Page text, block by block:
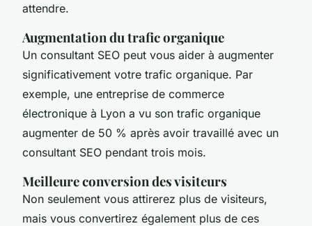
attendre.
Augmentation du trafic organique
Un consultant SEO peut vous aider à augmenter
significativement votre trafic organique. Par
exemple, une entreprise de commerce
électronique à Lyon a vu son trafic organique
augmenter de 50 % après avoir travaillé avec un
consultant SEO pendant trois mois.
Meilleure conversion des visiteurs
Non seulement vous attirerez plus de visiteurs,
mais vous convertirez également plus de ces